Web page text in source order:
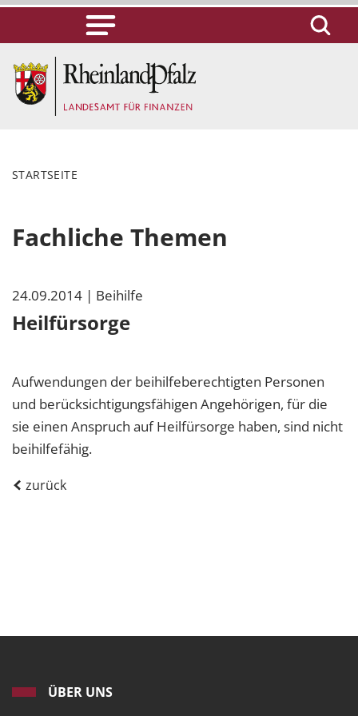
STARTSEITE
Fachliche Themen
24.09.2014 | Beihilfe
Heilfürsorge
Aufwendungen der beihilfeberechtigten Personen
und berücksichtigungsfähigen Angehörigen, für die
sie einen Anspruch auf Heilfürsorge haben, sind nicht
beihilfefähig.
zurück
ÜBER UNS